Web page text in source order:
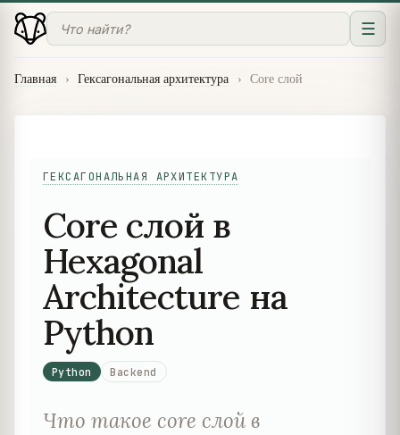
☰
Главная › Гексагональная архитектура › Core слой
ГЕКСАГОНАЛЬНАЯ АРХИТЕКТУРА
Core слой в
Hexagonal
Architecture на
Python
Python Backend
Что такое core слой в